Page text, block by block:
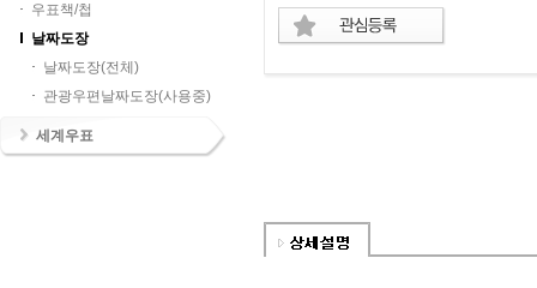
우표책/첩
날짜도장
날짜도장(전체)
관광우편날짜도장(사용중)
세계우표